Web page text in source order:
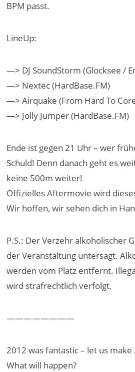
BPM passt.
LineUp:
—> DJ SoundStorm (Glocksee /
—> Nextec (HardBase.FM)
—> Airquake (From Hard To
—> Jolly Jumper (HardBase.FM)
Ende ist gegen 21 Uhr – wer
Schuld! Denn danach geht es
keine 500m weiter!
Offizielles Aftermovie wird
Wir hoffen, wir sehen dich in
P.S.: Der Verzehr alkoholischer
der Veranstaltung untersagt.
werden vom Platz entfernt.
wird strafrechtlich verfolgt.
————————
2012 was fantastic – let us make
What will happen?